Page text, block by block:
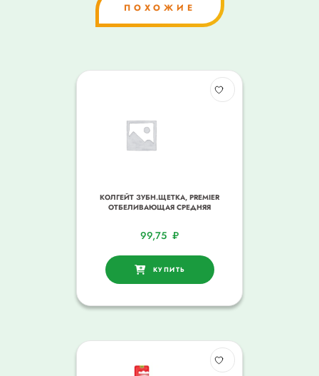
ПОХОЖИЕ
КОЛГЕЙТ ЗУБН.ЩЕТКА, PREMIER
ОТБЕЛИВАЮЩАЯ СРЕДНЯЯ
99,75 ₽
КУПИТЬ